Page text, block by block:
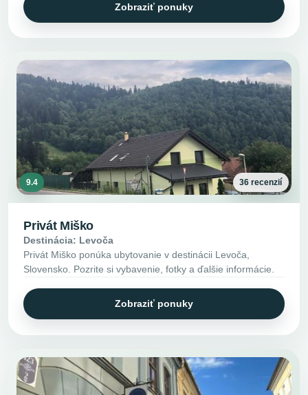
Zobraziť ponuky
9.4 36 recenzií
Privát Miško
Destinácia: Levoča
Privát Miško ponúka ubytovanie v destinácii Levoča,
Slovensko. Pozrite si vybavenie, fotky a ďalšie informácie.
Zobraziť ponuky